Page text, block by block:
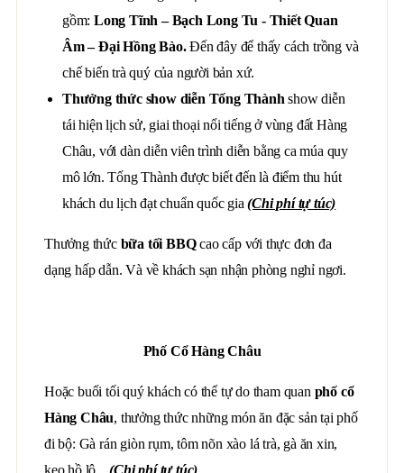
gồm: Long Tĩnh – Bạch Long Tu - Thiết Quan
Âm – Đại Hồng Bào.Đến đây để thấy cách trồng và
chế biến trà quý của người bản xứ.
Thưởng thức show diễn Tống Thành show diễn
tái hiện lịch sử, giai thoại nổi tiếng ở vùng đất Hàng
Châu, với dàn diễn viên trình diễn bằng ca múa quy
mô lớn. Tống Thành được biết đến là điểm thu hút
khách du lịch đạt chuẩn quốc gia(Chi phí tự túc)
Thưởng thức bữa tối BBQcao cấp với thực đơn đa
dạng hấp dẫn. Và về khách sạn nhận phòng nghỉ ngơi.
Phố Cổ Hàng Châu
Hoặc buổi tối quý khách có thể tự do tham quan phố cổ
Hàng Châu, thưởng thức những món ăn đặc sản tại phố
đi bộ: Gà rán giòn rụm, tôm nõn xào lá trà, gà ăn xin,
kẹo hồ lô...(Chi phí tự túc)